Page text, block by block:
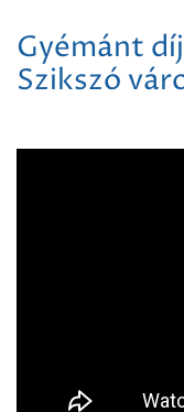
Gyémánt
Szikszó